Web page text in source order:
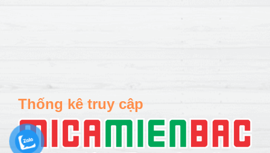
Thống kê truy cập